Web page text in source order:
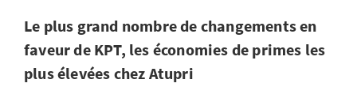
Le plus grand nombre de changements en
faveur de KPT, les économies de primes les
plus élevées chez Atupri